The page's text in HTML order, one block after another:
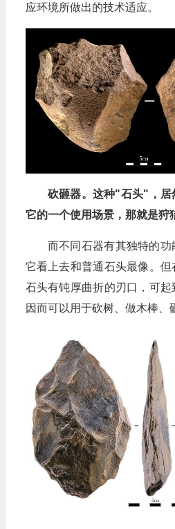
应环境所做出的技术适应。
砍砸器。这种"石头"，居
它的一个使用场景，那就是狩
而不同石器有其独特的功
它看上去和普通石头最像。
石头有钝厚曲折的刃口，可起
因而可以用于砍树、做木棒、